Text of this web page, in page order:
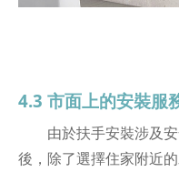
4.3 市面上的安裝服
由於扶手安裝涉及安
後，除了選擇住家附近